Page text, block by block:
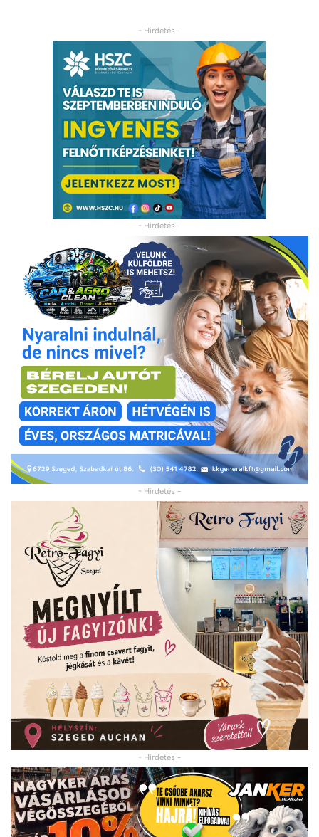
- Hirdetés -
- Hirdetés -
- Hirdetés -
- Hirdetés -